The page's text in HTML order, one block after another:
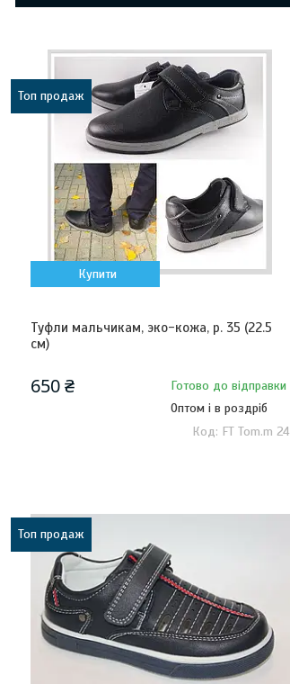
Топ продаж
Купити
Туфли мальчикам, эко-кожа, р. 35 (22.5
см)
650 ₴
Готово до відправки
Оптом і в роздріб
FT Tom.m 24
Топ продаж